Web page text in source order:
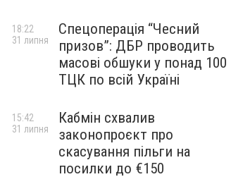
Спецоперація “Чесний
призов”: ДБР проводить
масові обшуки у понад 100
ТЦК по всій Україні
18:22
31 липня
Кабмін схвалив
законопроєкт про
скасування пільги на
посилки до €150
15:42
31 липня